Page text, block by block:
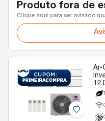
Produto fora de
Clique aqui para ser avisado
Ar-